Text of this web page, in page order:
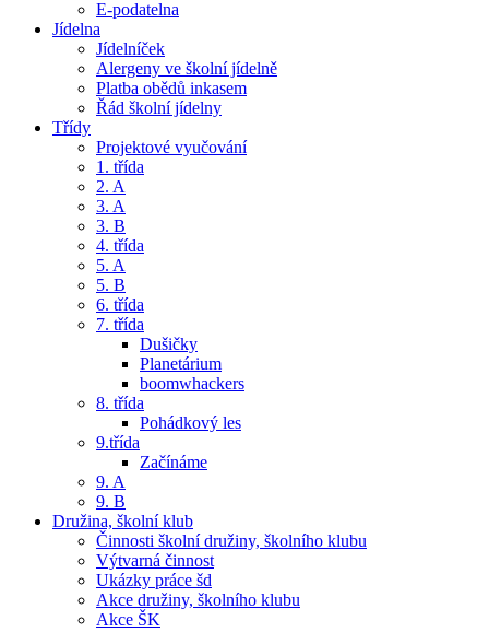
E-podatelna
Jídelna
Jídelníček
Alergeny ve školní jídelně
Platba obědů inkasem
Řád školní jídelny
Třídy
Projektové vyučování
1. třída
2. A
3. A
3. B
4. třída
5. A
5. B
6. třída
7. třída
Dušičky
Planetárium
boomwhackers
8. třída
Pohádkový les
9.třída
Začínáme
9. A
9. B
Družina, školní klub
Činnosti školní družiny, školního klubu
Výtvarná činnost
Ukázky práce šd
Akce družiny, školního klubu
Akce ŠK